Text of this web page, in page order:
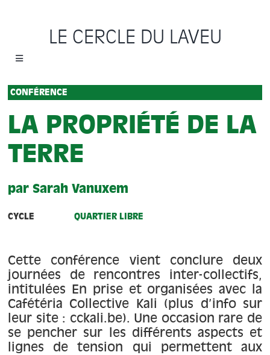
LE CERCLE DU LAVEU
Toggle
Accueil
Cycles
Programme
À propos
Contact
CONFÉRENCE
LA PROPRIÉTÉ DE LA
TERRE
par Sarah Vanuxem
CYCLE QUARTIER LIBRE
Cette conférence vient conclure deux
journées de rencontres inter-collectifs,
intitulées En prise et organisées avec la
Cafétéria Collective Kali (plus d’info sur
leur site : cckali.be). Une occasion rare de
se pencher sur les différents aspects et
lignes de tension qui permettent aux